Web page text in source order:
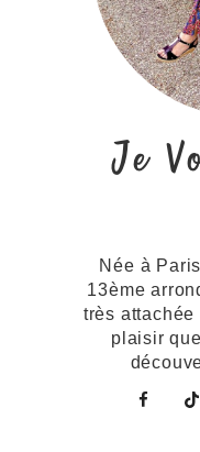
Je
Née à
13ème
très
plaisir